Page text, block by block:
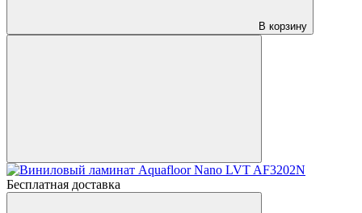
В корзину
Бесплатная доставка